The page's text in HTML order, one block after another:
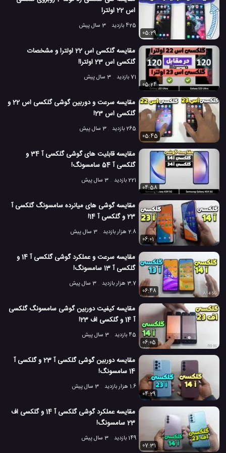
# گوشی گلکسی S20 FE سامسونگ
# مشخصات گلکسی S20 FE سامسونگ
# مشخصات گلکسی آ 73 سامسونگ
# معرفی گوشی گلکسی S20 FE سامسونگ #
3.4 هزار بازدید
4 سال پیش بررسی تکنولوژی موبایل نقد و بررسی
اس 22 اولترا
425 بازدید
3 سال پیش
05:29
مقایسه گلکسی اس 22 اولترا و مشخصات
گلکسی اس 23 اولترا!
71 بازدید
3 سال پیش
05:24
مقایسه سرعت و دوربین گوشی گلکسی اس 22 و
گلکسی اس 23!
265 بازدید
3 سال پیش
05:45
مقایسه قابلیت های گوشی گلکسی آ 34 و
گلکسی آ 54 سامسونگ!
221 بازدید
3 سال پیش
04:58
مقایسه گوشی های میانرده سامسونگ گلکسی آ
23 و گلکسی آ 14!
2.8 هزار بازدید
3 سال پیش
06:01
مقایسه سرعت و عملکرد گوشی گلکسی آ 14 و
گلکسی آ 13 سامسونگ!
3.7 هزار بازدید
3 سال پیش
06:48
مقایسه کیفیت دوربین گوشی سامسونگ گلکسی
آ 14 و گلکسی اف 23!
45 بازدید
3 سال پیش
06:05
مقایسه دوربین گوشی گلکسی آ 23 و گلکسی آ
14 سامسونگ!
1.6 هزار بازدید
3 سال پیش
04:29
مقایسه عملکرد گوشی گلکسی آ 14 و گلکسی اف
23 سامسونگ!
149 بازدید
3 سال پیش
07:31